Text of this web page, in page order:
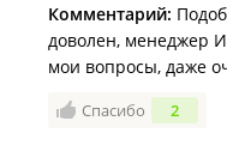
рекомендовать его
сфере подбора
работу!❤️
Комментарий:
доволен, менеджер
мои вопросы, даже
Спасибо 2